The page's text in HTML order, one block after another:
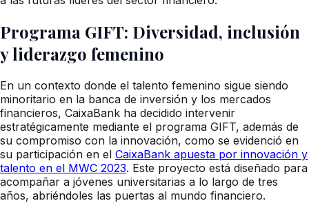
Programa GIFT: Diversidad, inclusión
y liderazgo femenino
En un contexto donde el talento femenino sigue siendo
minoritario en la banca de inversión y los mercados
financieros, CaixaBank ha decidido intervenir
estratégicamente mediante el programa GIFT, además de
su compromiso con la innovación, como se evidenció en
su participación en el CaixaBank apuesta por innovación y
talento en el MWC 2023. Este proyecto está diseñado para
acompañar a jóvenes universitarias a lo largo de tres
años, abriéndoles las puertas al mundo financiero.